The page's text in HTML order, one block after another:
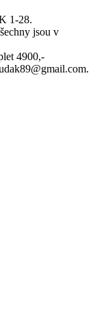
1-28.
jsou v
4900,-